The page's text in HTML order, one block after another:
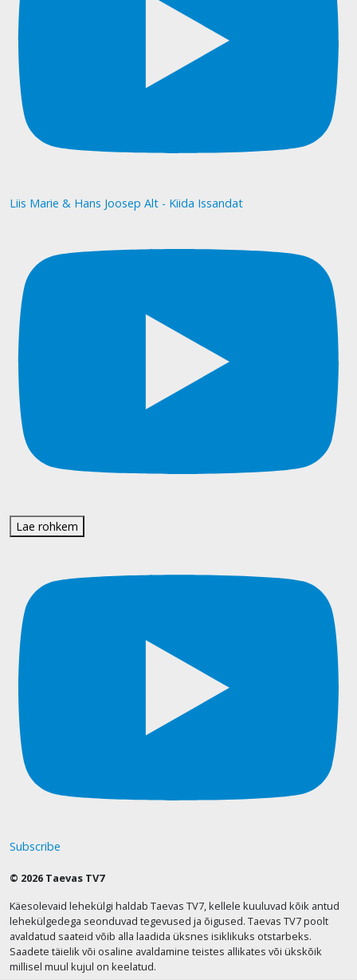
Liis Marie & Hans Joosep Alt - Kiida Issandat
Lae rohkem
Subscribe
© 2026 Taevas TV7
Käesolevaid lehekülgi haldab Taevas TV7, kellele kuuluvad kõik antud
lehekülgedega seonduvad tegevused ja õigused. Taevas TV7 poolt
avaldatud saateid võib alla laadida üksnes isiklikuks otstarbeks.
Saadete täielik või osaline avaldamine teistes allikates või ükskõik
millisel muul kujul on keelatud.